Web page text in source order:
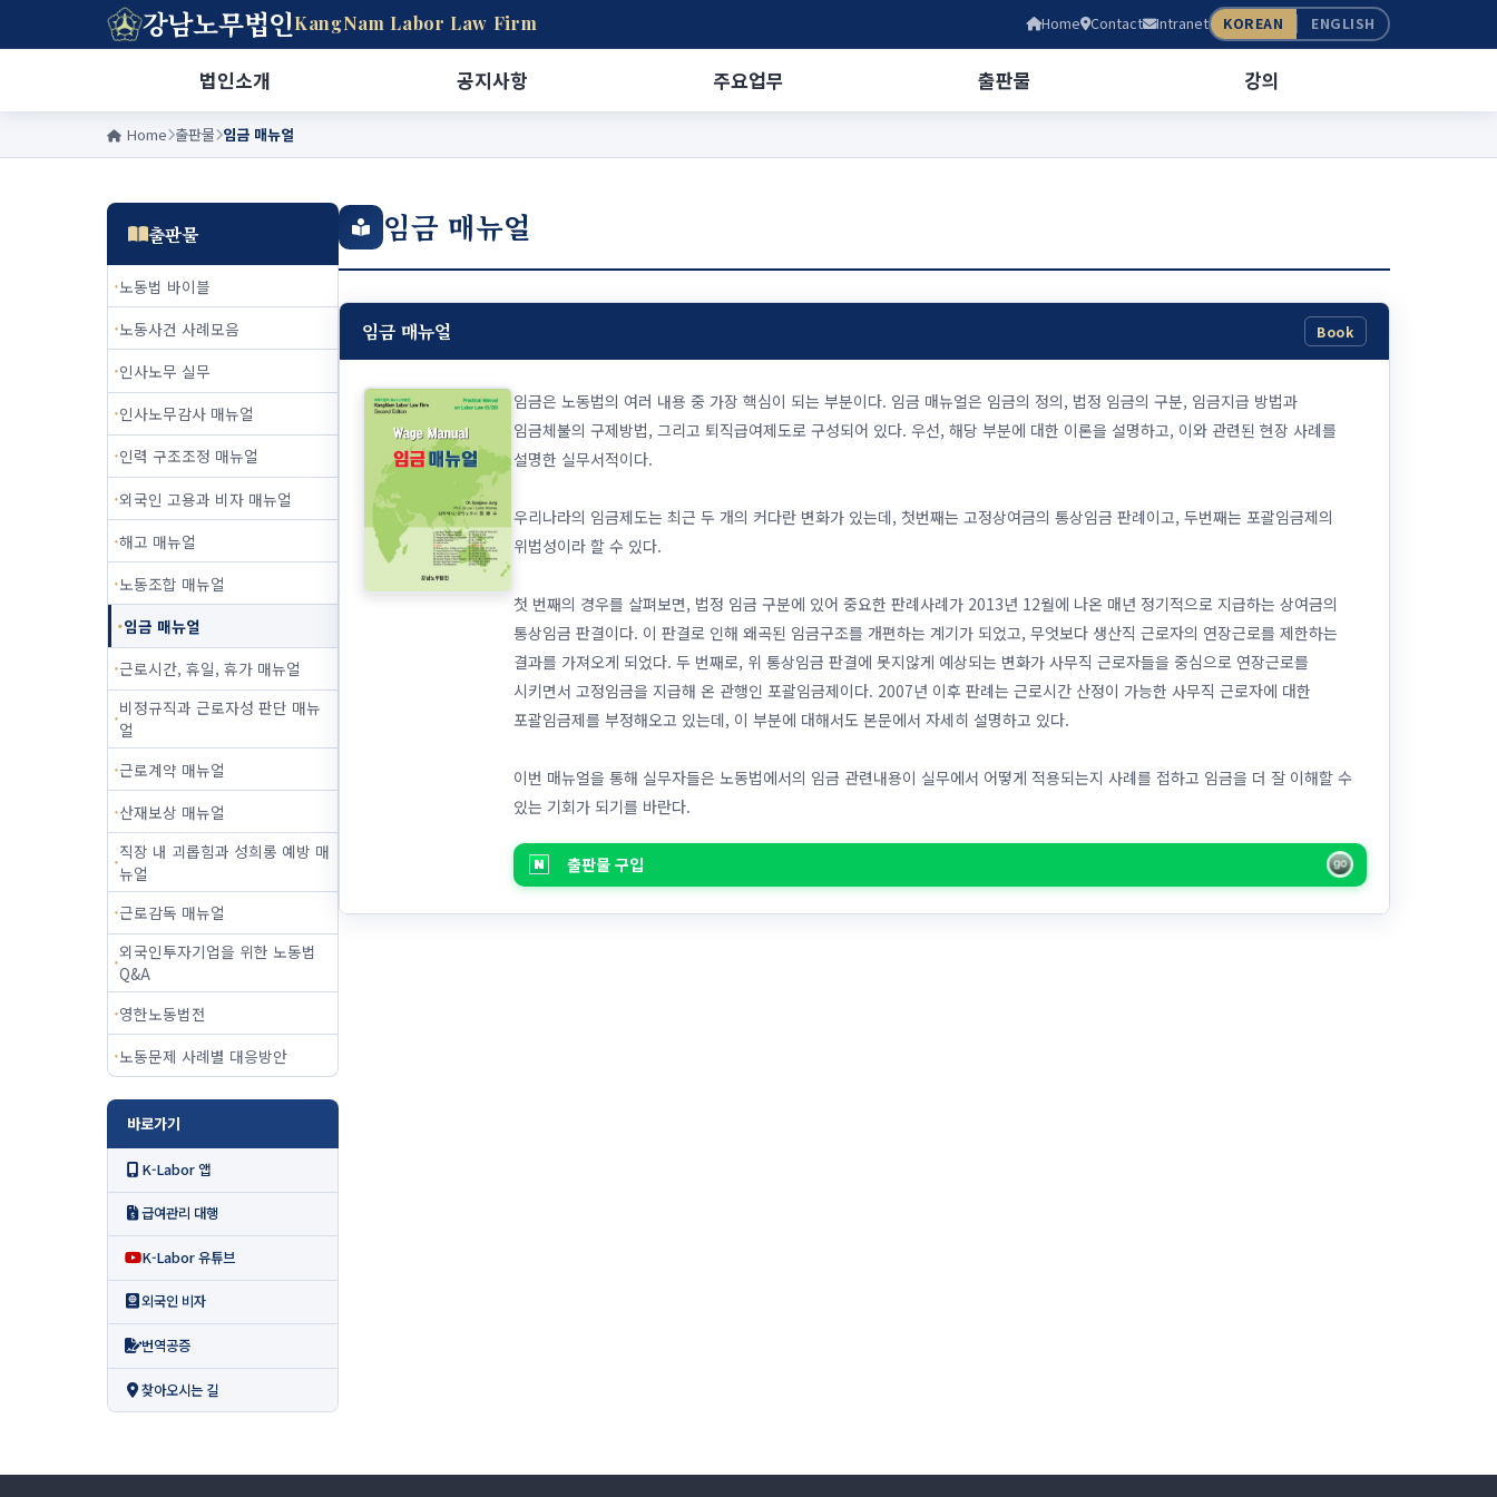
강남노무법인KangNam Labor Law Firm Home Contact Intranet KOREAN ENGLISH
법인소개 공지사항 주요업무 출판물 강의
Home 출판물 임금 매뉴얼
출판물
노동법 바이블
노동사건 사례모음
인사노무 실무
인사노무감사 매뉴얼
인력 구조조정 매뉴얼
외국인 고용과 비자 매뉴얼
해고 매뉴얼
노동조합 매뉴얼
임금 매뉴얼
근로시간, 휴일, 휴가 매뉴얼
비정규직과 근로자성 판단 매뉴
얼
근로계약 매뉴얼
산재보상 매뉴얼
직장 내 괴롭힘과 성희롱 예방 매
뉴얼
근로감독 매뉴얼
외국인투자기업을 위한 노동법
Q&A
영한노동법전
노동문제 사례별 대응방안
바로가기
K-Labor 앱
급여관리 대행
K-Labor 유튜브
외국인 비자
번역공증
찾아오시는 길
임금 매뉴얼
임금 매뉴얼 Book
임금은 노동법의 여러 내용 중 가장 핵심이 되는 부분이다. 임금 매뉴얼은 임금의 정의, 법정 임금의 구분, 임금지급 방법과
임금체불의 구제방법, 그리고 퇴직급여제도로 구성되어 있다. 우선, 해당 부분에 대한 이론을 설명하고, 이와 관련된 현장 사례를
설명한 실무서적이다.
우리나라의 임금제도는 최근 두 개의 커다란 변화가 있는데, 첫번째는 고정상여금의 통상임금 판례이고, 두번째는 포괄임금제의
위법성이라 할 수 있다.
첫 번째의 경우를 살펴보면, 법정 임금 구분에 있어 중요한 판례사례가 2013년 12월에 나온 매년 정기적으로 지급하는 상여금의
통상임금 판결이다. 이 판결로 인해 왜곡된 임금구조를 개편하는 계기가 되었고, 무엇보다 생산직 근로자의 연장근로를 제한하는
결과를 가져오게 되었다. 두 번째로, 위 통상임금 판결에 못지않게 예상되는 변화가 사무직 근로자들을 중심으로 연장근로를
시키면서 고정임금을 지급해 온 관행인 포괄임금제이다. 2007년 이후 판례는 근로시간 산정이 가능한 사무직 근로자에 대한
포괄임금제를 부정해오고 있는데, 이 부분에 대해서도 본문에서 자세히 설명하고 있다.
이번 매뉴얼을 통해 실무자들은 노동법에서의 임금 관련내용이 실무에서 어떻게 적용되는지 사례를 접하고 임금을 더 잘 이해할 수
있는 기회가 되기를 바란다.
출판물 구입